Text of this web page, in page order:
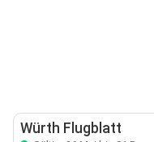
Würth Flugblatt